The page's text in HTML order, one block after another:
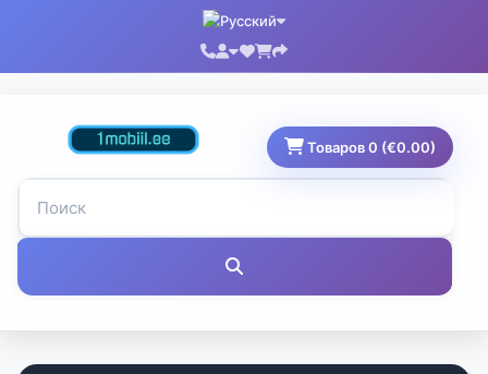
Товаров 0 (€0.00)